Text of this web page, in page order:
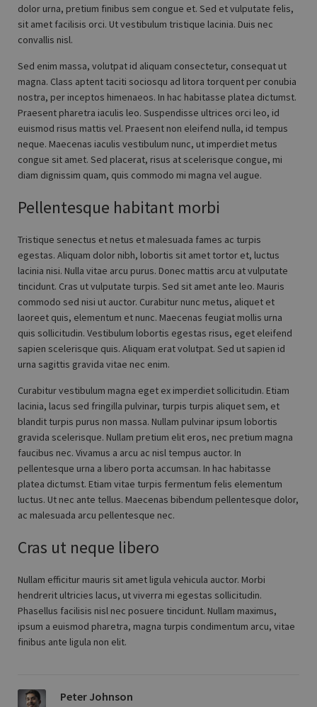
dolor urna, pretium finibus sem congue et. Sed et vulputate felis,
sit amet facilisis orci. Ut vestibulum tristique lacinia. Duis nec
convallis nisl.
Sed enim massa, volutpat id aliquam consectetur, consequat ut
magna. Class aptent taciti sociosqu ad litora torquent per conubia
nostra, per inceptos himenaeos. In hac habitasse platea dictumst.
Praesent pharetra iaculis leo. Suspendisse ultrices orci leo, id
euismod risus mattis vel. Praesent non eleifend nulla, id tempus
neque. Maecenas iaculis vestibulum nunc, ut imperdiet metus
congue sit amet. Sed placerat, risus at scelerisque congue, mi
diam dignissim quam, quis commodo mi magna vel augue.
Pellentesque habitant morbi
Tristique senectus et netus et malesuada fames ac turpis
egestas. Aliquam dolor nibh, lobortis sit amet tortor et, luctus
lacinia nisi. Nulla vitae arcu purus. Donec mattis arcu at vulputate
tincidunt. Cras ut vulputate turpis. Sed sit amet ante leo. Mauris
commodo sed nisi ut auctor. Curabitur nunc metus, aliquet et
laoreet quis, elementum et nunc. Maecenas feugiat mollis urna
quis sollicitudin. Vestibulum lobortis egestas risus, eget eleifend
sapien scelerisque quis. Aliquam erat volutpat. Sed ut sapien id
urna sagittis gravida vitae nec enim.
Curabitur vestibulum magna eget ex imperdiet sollicitudin. Etiam
lacinia, lacus sed fringilla pulvinar, turpis turpis aliquet sem, et
blandit turpis purus non massa. Nullam pulvinar ipsum lobortis
gravida scelerisque. Nullam pretium elit eros, nec pretium magna
faucibus nec. Vivamus a arcu ac nisl tempus auctor. In
pellentesque urna a libero porta accumsan. In hac habitasse
platea dictumst. Etiam vitae turpis fermentum felis elementum
luctus. Ut nec ante tellus. Maecenas bibendum pellentesque dolor,
ac malesuada arcu pellentesque nec.
Cras ut neque libero
Nullam efficitur mauris sit amet ligula vehicula auctor. Morbi
hendrerit ultricies lacus, ut viverra mi egestas sollicitudin.
Phasellus facilisis nisl nec posuere tincidunt. Nullam maximus,
ipsum a euismod pharetra, magna turpis condimentum arcu, vitae
finibus ante ligula non elit.
Peter Johnson